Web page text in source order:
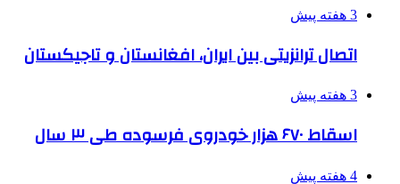
3 هفته پیش
اتصال ترانزیتی بین ایران، افغانستان و تاجیکستان
3 هفته پیش
اسقاط ۶۷۰ هزار خودروی فرسوده طی ۳ سال
4 هفته پیش